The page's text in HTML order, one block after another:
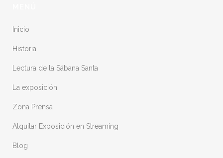
Inicio
Historia
Lectura de la Sábana Santa
La exposición
Zona Prensa
Alquilar Exposición en Streaming
Blog